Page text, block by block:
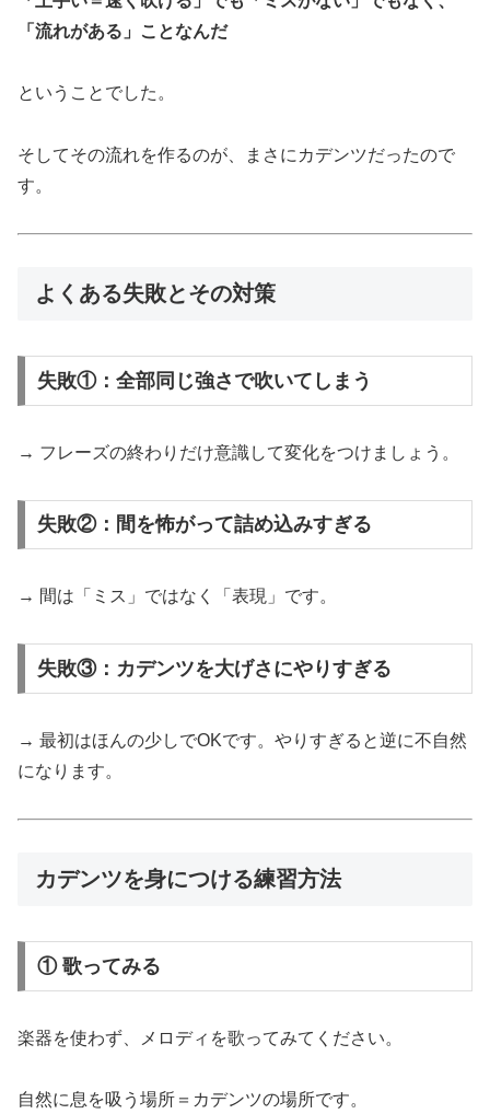
「流れがある」ことなんだ
ということでした。
そしてその流れを作るのが、まさにカデンツだったので
す。
よくある失敗とその対策
失敗①：全部同じ強さで吹いてしまう
→ フレーズの終わりだけ意識して変化をつけましょう。
失敗②：間を怖がって詰め込みすぎる
→ 間は「ミス」ではなく「表現」です。
失敗③：カデンツを大げさにやりすぎる
→ 最初はほんの少しでOKです。やりすぎると逆に不自然
になります。
カデンツを身につける練習方法
① 歌ってみる
楽器を使わず、メロディを歌ってみてください。
自然に息を吸う場所＝カデンツの場所です。